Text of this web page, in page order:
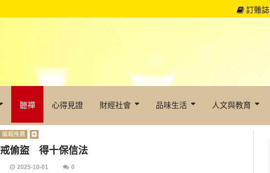
訂雜誌
聽禪 心得見證 財經社會 品味生活 人文與教育
編輯推薦
戒偷盜 得十保信法
2025-10-01 0